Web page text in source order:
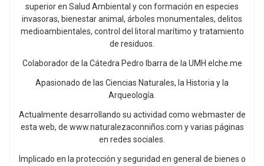
superior en Salud Ambiental y con formación en especies
invasoras, bienestar animal, árboles monumentales, delitos
medioambientales, control del litoral marítimo y tratamiento
de residuos.
Colaborador de la Cátedra Pedro Ibarra de la UMH elche.me
Apasionado de las Ciencias Naturales, la Historia y la
Arqueología.
Actualmente desarrollando su actividad como webmaster de
esta web, de www.naturalezaconniños.com y varias páginas
en redes sociales.
Implicado en la protección y seguridad en general de bienes o